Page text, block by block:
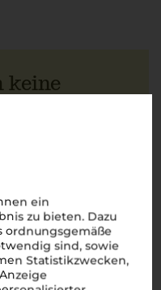
ein
zu bieten. Dazu
ordnungsgemäße
sind, sowie
Statistikzwecken,
keine
vorhanden.
Bewertung!